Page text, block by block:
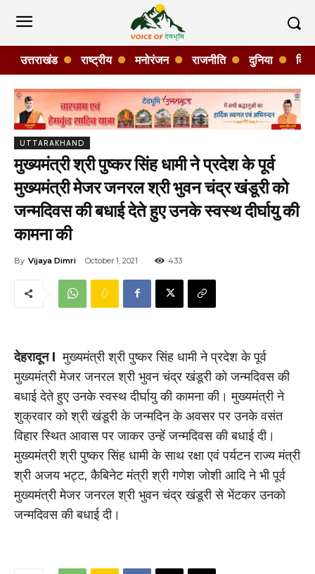
उत्तराखंड राष्ट्रीय मनोरंजन राजनीति दुनिया
UTTARAKHAND
मुख्यमंत्री श्री पुष्कर सिंह धामी ने प्रदेश के पूर्व
मुख्यमंत्री मेजर जनरल श्री भुवन चंद्र खंडूरी को
जन्मदिवस की बधाई देते हुए उनके स्वस्थ दीर्घायु की
कामना की
By Vijaya Dimri October 1, 2021 433
देहरादून Iमुख्यमंत्री श्री पुष्कर सिंह धामी ने प्रदेश के पूर्व
मुख्यमंत्री मेजर जनरल श्री भुवन चंद्र खंडूरी को जन्मदिवस की
बधाई देते हुए उनके स्वस्थ दीर्घायु की कामना की। मुख्यमंत्री ने
शुक्रवार को श्री खंडूरी के जन्मदिन के अवसर पर उनके वसंत
विहार स्थित आवास पर जाकर उन्हें जन्मदिवस की बधाई दी।
मुख्यमंत्री श्री पुष्कर सिंह धामी के साथ रक्षा एवं पर्यटन राज्य मंत्री
श्री अजय भट्ट, कैबिनेट मंत्री श्री गणेश जोशी आदि ने भी पूर्व
मुख्यमंत्री मेजर जनरल श्री भुवन चंद्र खंडूरी से भेंटकर उनको
जन्मदिवस की बधाई दी।